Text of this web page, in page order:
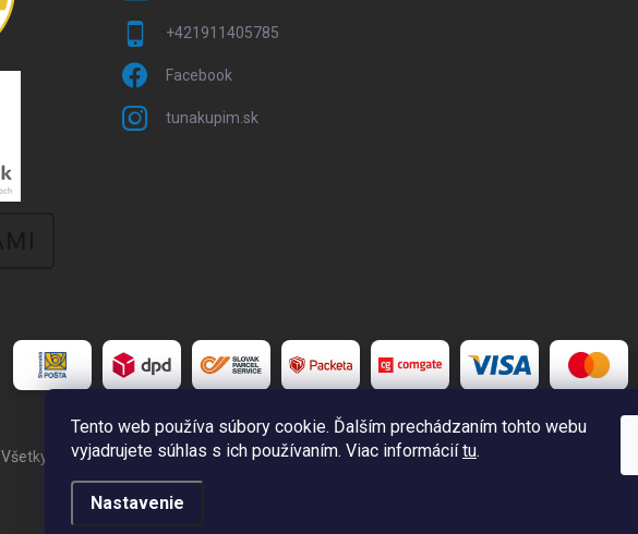
Tento web používa súbory cookie. Ďalším prechádzaním tohto webu
vyjadrujete súhlas s ich používaním. Viac informáciítu.
Nastavenie
+421911405785
Facebook
tunakupim.sk
. Všetky práva vyhradené.Upraviť nastavenie cookies